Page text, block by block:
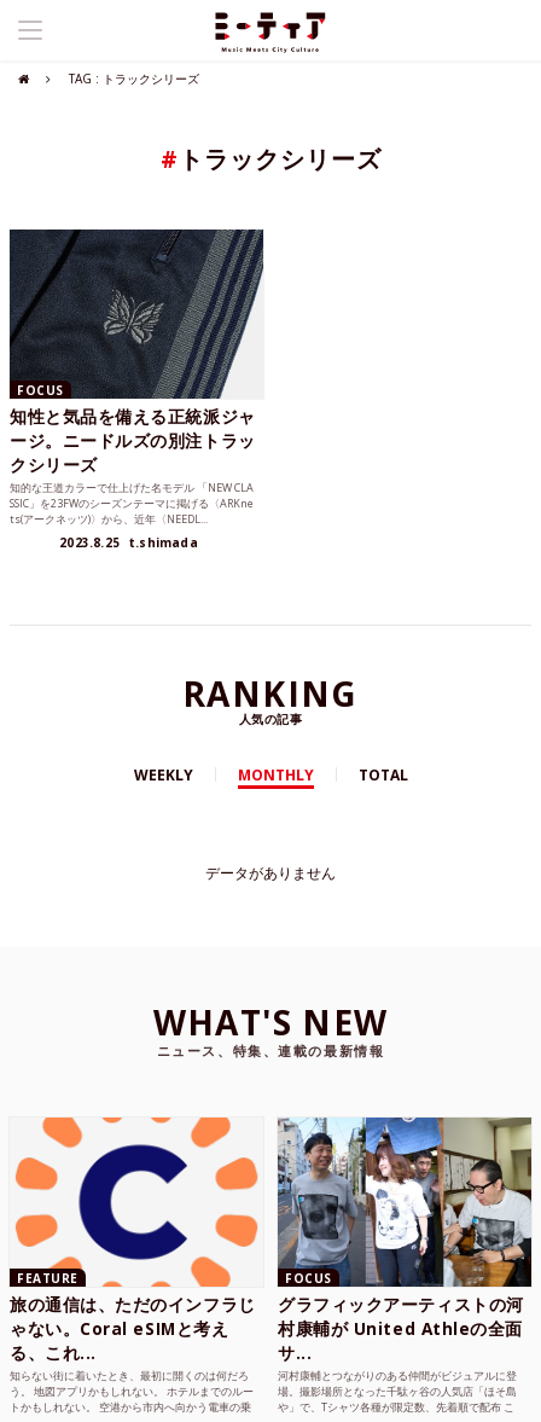
TAG : トラックシリーズ
# トラックシリーズ
FOCUS
知性と気品を備える正統派ジャ
ージ。ニードルズの別注トラッ
クシリーズ
知的な王道カラーで仕上げた名モデル 「NEW CLA
SSIC」を23FWのシーズンテーマに掲げる〈ARKne
ts(アークネッツ)〉から、近年〈NEEDL...
2023.8.25 t.shimada
RANKING
人気の記事
WEEKLY MONTHLY TOTAL
データがありません
WHAT'S NEW
ニュース、特集、連載の最新情報
FEATURE
旅の通信は、ただのインフラじ
ゃない。Coral eSIMと考え
る、これ...
知らない街に着いたとき、最初に開くのは何だろ
う。 地図アプリかもしれない。 ホテルまでのルー
トかもしれない。 空港から市内へ向かう電車の乗
FOCUS
グラフィックアーティストの河
村康輔が United Athleの全面
サ...
河村康輔とつながりのある仲間がビジュアルに登
場。撮影場所となった千駄ヶ谷の人気店「ほそ島
や」で、Tシャツ各種が限定数、先着順で配布 こ